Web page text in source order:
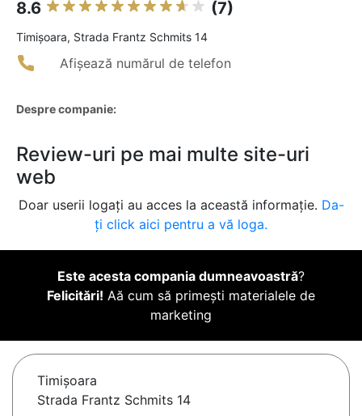
8.6 (7)
Timişoara, Strada Frantz Schmits 14
Afișează numărul de telefon
Despre companie:
Review-uri pe mai multe site-uri
web
Doar userii logați au acces la această informație. Da-
ți click aici pentru a vă loga.
Este acesta compania dumneavoastră?
Felicitări! Aă cum să primești materialele de
marketing
Timişoara
Strada Frantz Schmits 14